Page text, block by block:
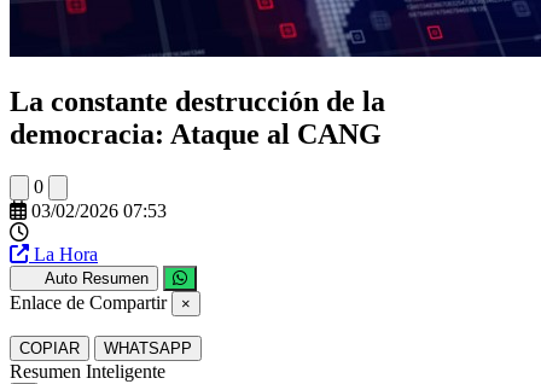
La constante destrucción de la
democracia: Ataque al CANG
0
03/02/2026 07:53
La Hora
Auto Resumen
Enlace de Compartir ×
COPIAR WHATSAPP
Resumen Inteligente